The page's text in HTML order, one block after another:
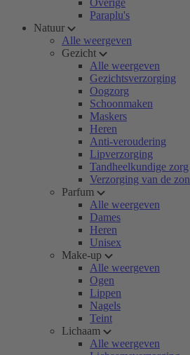
Overige
Paraplu's
Natuur
Alle weergeven
Gezicht
Alle weergeven
Gezichtsverzorging
Oogzorg
Schoonmaken
Maskers
Heren
Anti-veroudering
Lipverzorging
Tandheelkundige zorg
Verzorging van de zon
Parfum
Alle weergeven
Dames
Heren
Unisex
Make-up
Alle weergeven
Ogen
Lippen
Nagels
Teint
Lichaam
Alle weergeven